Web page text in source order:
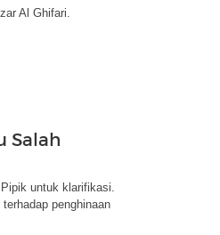
Al Ghifari.
Salah
untuk klarifikasi.
penghinaan